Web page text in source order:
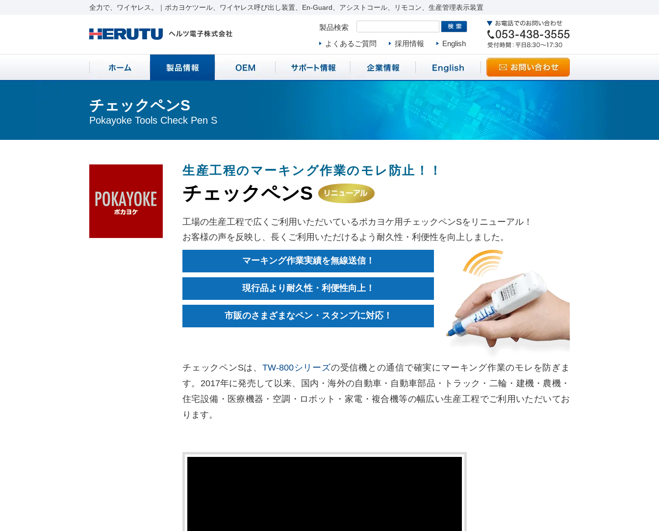
全力で、ワイヤレス。｜ポカヨケツール、ワイヤレス呼び出し装置、En-Guard、アシストコール、リモコン、生産管理表示装置
製品検索
よくあるご質問
採用情報 English
チェックペンS
Pokayoke Tools Check Pen S
生産工程のマーキング作業のモレ防止！！
チェックペンS
工場の生産工程で広くご利用いただいているポカヨケ用チェックペンSをリニューアル！
お客様の声を反映し、長くご利用いただけるよう耐久性・利便性を向上しました。
マーキング作業実績を無線送信！
現行品より耐久性・利便性向上！
市販のさまざまなペン・スタンプに対応！
チェックペンSは、 TW-800シリーズの受信機との通信で確実にマーキング作業のモレを防ぎま
す。2017年に発売して以来、国内・海外の自動車・自動車部品・トラック・二輪・建機・農機・
住宅設備・医療機器・空調・ロボット・家電・複合機等の幅広い生産工程でご利用いただいてお
ります。